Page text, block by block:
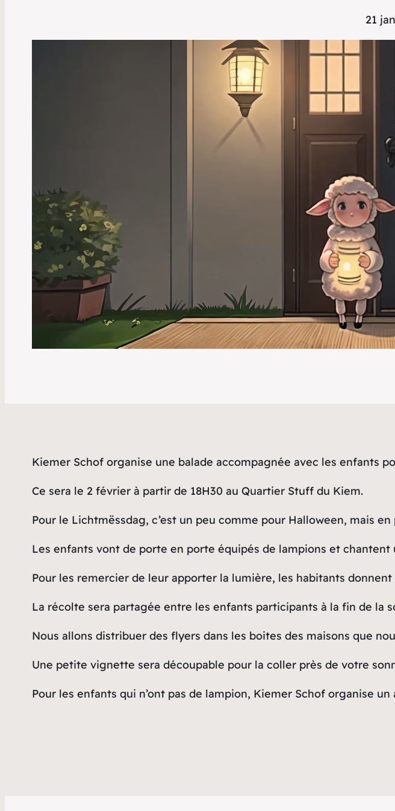
21
Kiemer Schof organise une balade accompagnée avec les enfants
Ce sera le 2 février à partir de 18H30 au Quartier Stuff du Kiem.
Pour le Lichtmëssdag, c’est un peu comme pour Halloween, mais
Les enfants vont de porte en porte équipés de lampions et chantent
Pour les remercier de leur apporter la lumière, les habitants
La récolte sera partagée entre les enfants participants à la fin de la
Nous allons distribuer des flyers dans les boites des maisons que
Une petite vignette sera découpable pour la coller près de votre
Pour les enfants qui n’ont pas de lampion, Kiemer Schof organise